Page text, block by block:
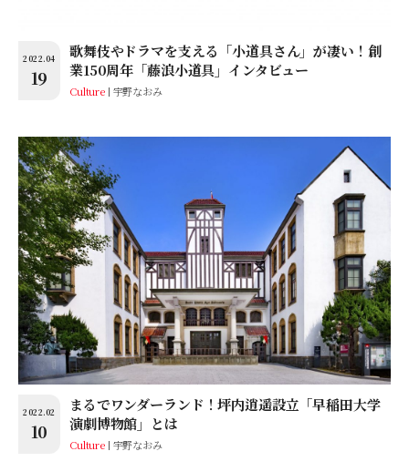
2022.04
19
歌舞伎やドラマを支える「小道具さん」が凄い！創
業150周年「藤浪小道具」インタビュー
Culture 宇野なおみ
2022.02
10
まるでワンダーランド！坪内逍遥設立「早稲田大学
演劇博物館」とは
Culture 宇野なおみ